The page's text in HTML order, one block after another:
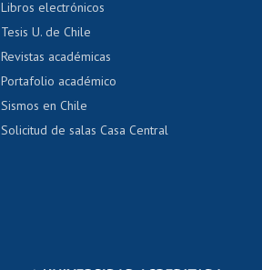
Denuncias administrativas
Libros electrónicos
Tesis U. de Chile
Revistas académicas
Portafolio académico
Sismos en Chile
Solicitud de salas Casa Central